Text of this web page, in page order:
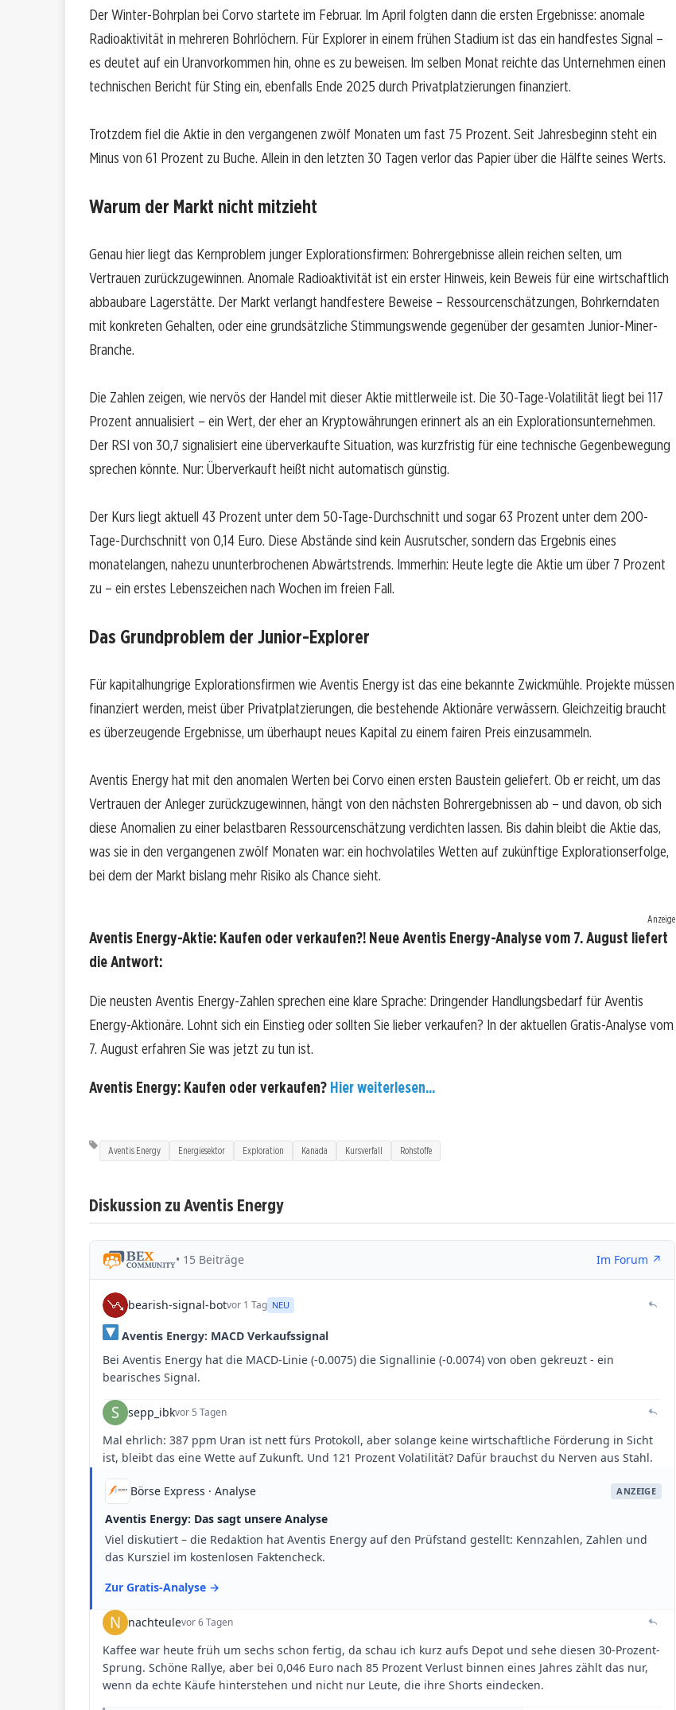
Der Winter-Bohrplan bei Corvo startete im Februar. Im April folgten dann die ersten Ergebnisse: anomale
Radioaktivität in mehreren Bohrlöchern. Für Explorer in einem frühen Stadium ist das ein handfestes Signal –
es deutet auf ein Uranvorkommen hin, ohne es zu beweisen. Im selben Monat reichte das Unternehmen einen
technischen Bericht für Sting ein, ebenfalls Ende 2025 durch Privatplatzierungen finanziert.
Trotzdem fiel die Aktie in den vergangenen zwölf Monaten um fast 75 Prozent. Seit Jahresbeginn steht ein
Minus von 61 Prozent zu Buche. Allein in den letzten 30 Tagen verlor das Papier über die Hälfte seines Werts.
Warum der Markt nicht mitzieht
Genau hier liegt das Kernproblem junger Explorationsfirmen: Bohrergebnisse allein reichen selten, um
Vertrauen zurückzugewinnen. Anomale Radioaktivität ist ein erster Hinweis, kein Beweis für eine wirtschaftlich
abbaubare Lagerstätte. Der Markt verlangt handfestere Beweise – Ressourcenschätzungen, Bohrkerndaten
mit konkreten Gehalten, oder eine grundsätzliche Stimmungswende gegenüber der gesamten Junior-Miner-
Branche.
Die Zahlen zeigen, wie nervös der Handel mit dieser Aktie mittlerweile ist. Die 30-Tage-Volatilität liegt bei 117
Prozent annualisiert – ein Wert, der eher an Kryptowährungen erinnert als an ein Explorationsunternehmen.
Der RSI von 30,7 signalisiert eine überverkaufte Situation, was kurzfristig für eine technische Gegenbewegung
sprechen könnte. Nur: Überverkauft heißt nicht automatisch günstig.
Der Kurs liegt aktuell 43 Prozent unter dem 50-Tage-Durchschnitt und sogar 63 Prozent unter dem 200-
Tage-Durchschnitt von 0,14 Euro. Diese Abstände sind kein Ausrutscher, sondern das Ergebnis eines
monatelangen, nahezu ununterbrochenen Abwärtstrends. Immerhin: Heute legte die Aktie um über 7 Prozent
zu – ein erstes Lebenszeichen nach Wochen im freien Fall.
Das Grundproblem der Junior-Explorer
Für kapitalhungrige Explorationsfirmen wie Aventis Energy ist das eine bekannte Zwickmühle. Projekte müssen
finanziert werden, meist über Privatplatzierungen, die bestehende Aktionäre verwässern. Gleichzeitig braucht
es überzeugende Ergebnisse, um überhaupt neues Kapital zu einem fairen Preis einzusammeln.
Aventis Energy hat mit den anomalen Werten bei Corvo einen ersten Baustein geliefert. Ob er reicht, um das
Vertrauen der Anleger zurückzugewinnen, hängt von den nächsten Bohrergebnissen ab – und davon, ob sich
diese Anomalien zu einer belastbaren Ressourcenschätzung verdichten lassen. Bis dahin bleibt die Aktie das,
was sie in den vergangenen zwölf Monaten war: ein hochvolatiles Wetten auf zukünftige Explorationserfolge,
bei dem der Markt bislang mehr Risiko als Chance sieht.
Anzeige
Aventis Energy-Aktie: Kaufen oder verkaufen?! Neue Aventis Energy-Analyse vom 7. August liefert
die Antwort:
Die neusten Aventis Energy-Zahlen sprechen eine klare Sprache: Dringender Handlungsbedarf für Aventis
Energy-Aktionäre. Lohnt sich ein Einstieg oder sollten Sie lieber verkaufen? In der aktuellen Gratis-Analyse vom
7. August erfahren Sie was jetzt zu tun ist.
Aventis Energy: Kaufen oder verkaufen? Hier weiterlesen...
Aventis Energy Energiesektor Exploration Kanada Kursverfall Rohstoffe
Diskussion zu Aventis Energy